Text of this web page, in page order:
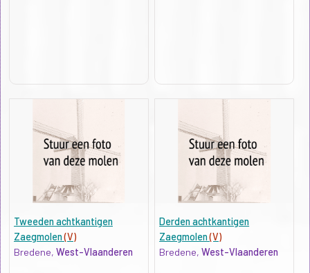
Tweeden achtkantigen
Zaegmolen(V)
Bredene, West-Vlaanderen
Derden achtkantigen
Zaegmolen(V)
Bredene,West-Vlaanderen